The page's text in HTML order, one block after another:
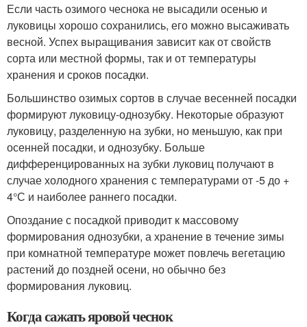
Если часть озимого чеснока не высадили осенью и
луковицы хорошо сохранились, его можно высаживать
весной. Успех выращивания зависит как от свойств
сорта или местной формы, так и от температуры
хранения и сроков посадки.
Большинство озимых сортов в случае весенней посадки
формируют луковицу-однозубку. Некоторые образуют
луковицу, разделенную на зубки, но меньшую, как при
осенней посадки, и однозубку. Больше
дифференцированных на зубки луковиц получают в
случае холодного хранения с температурами от -5 до +
4°С и наиболее раннего посадки.
Опоздание с посадкой приводит к массовому
формирования однозубки, а хранение в течение зимы
при комнатной температуре может повлечь вегетацию
растений до поздней осени, но обычно без
формирования луковиц.
Когда сажать яровой чеснок